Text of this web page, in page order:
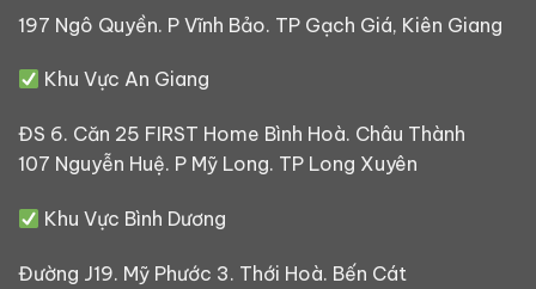
197 Ngô Quyền. P Vĩnh Bảo. TP Gạch Giá, Kiên Giang
Khu Vực An Giang
ĐS 6. Căn 25 FIRST Home Bình Hoà. Châu Thành
107 Nguyễn Huệ. P Mỹ Long. TP Long Xuyên
Khu Vực Bình Dương
Đường J19. Mỹ Phước 3. Thới Hoà. Bến Cát